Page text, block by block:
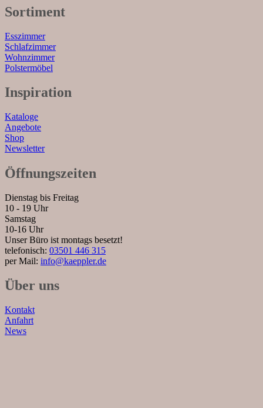
Sortiment
Esszimmer
Schlafzimmer
Wohnzimmer
Polstermöbel
Inspiration
Kataloge
Angebote
Shop
Newsletter
Öffnungszeiten
Dienstag bis Freitag
10 - 19 Uhr
Samstag
10-16 Uhr
Unser Büro ist montags besetzt!
telefonisch: 03501 446 315
per Mail: info@kaeppler.de
Über uns
Kontakt
Anfahrt
News